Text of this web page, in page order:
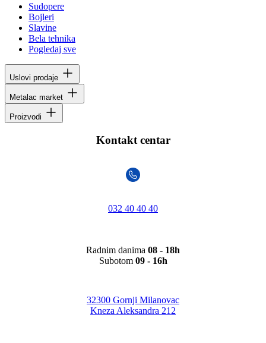
Sudopere
Bojleri
Slavine
Bela tehnika
Pogledaj sve
Uslovi prodaje
Metalac market
Proizvodi
Kontakt centar
032 40 40 40
Radnim danima 08 - 18h
Subotom 09 - 16h
32300 Gornji Milanovac
Kneza Aleksandra 212